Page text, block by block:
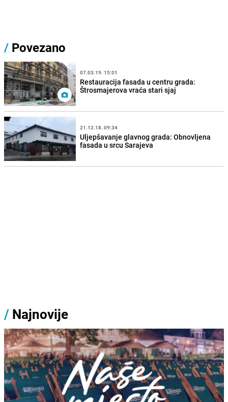
/ Povezano
07.03.19. 15:01
Restauracija fasada u centru grada:
Štrosmajerova vraća stari sjaj
21.12.18. 09:34
Uljepšavanje glavnog grada: Obnovljena
fasada u srcu Sarajeva
/ Najnovije